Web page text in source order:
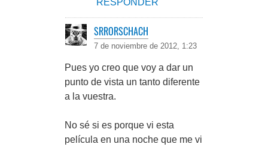
RESPONDER
SRRORSCHACH
7 de noviembre de 2012, 1:23
Pues yo creo que voy a dar un
punto de vista un tanto diferente
a la vuestra.
No sé si es porque vi esta
película en una noche que me vi